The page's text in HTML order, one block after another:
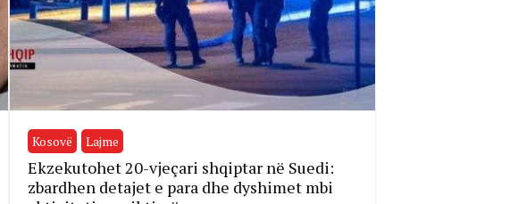
Kosovë Lajme
Ekzekutohet 20-vjeçari shqiptar në Suedi:
zbardhen detajet e para dhe dyshimet mbi